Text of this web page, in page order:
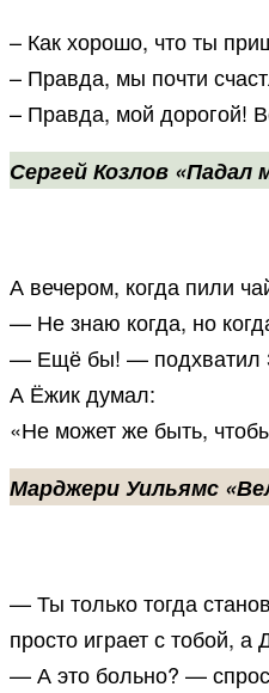
– Как хорошо, что ты
– Правда, мы почти
– Правда, мой дорогой!
Сергей Козлов
А вечером, когда пили
— Не знаю когда, но
— Ещё бы! — подхватил
А Ёжик думал:
«Не может же быть,
Марджери Уильямс
— Ты только тогда
просто играет с
— А это больно? —